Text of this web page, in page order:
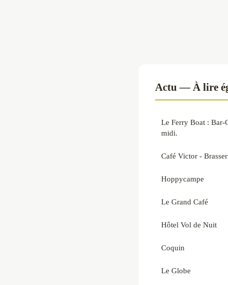
Actu — À lire
Le Ferry Boat : Bar-
midi.
Café Victor -
Hoppycampe
Le Grand Café
Hôtel Vol de Nuit
Coquin
Le Globe